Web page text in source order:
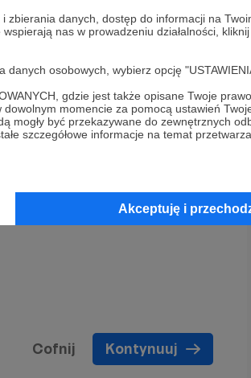
danych, dostęp do informacji na
nas w prowadzeniu działalności,
osobowych, wybierz opcję
gdzie jest także opisane Twoje
momencie za pomocą ustawień
mogły być przekazywane do zewnętrznych
szczegółowe informacje na temat
Akceptuję i
Cofnij Kontynuuj